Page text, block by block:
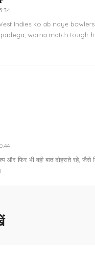
Indies ko ab naye
warna match tough
और फिर भी वही बात दोहराते रहे, जैसे